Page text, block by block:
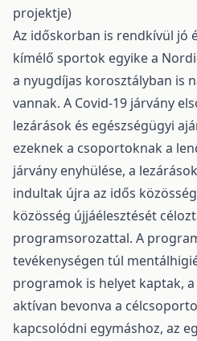
projektje)
Az időskorban is rendkívül jó
kímélő sportok egyike a
a nyugdíjas korosztályban is
vannak. A Covid-19 járvány
lezárások és egészségügyi
ezeknek a csoportoknak a
járvány enyhülése, a
indultak újra az idős
közösség újjáélesztését
programsorozattal. A
tevékenységen túl
programok is helyet kaptak,
aktívan bevonva a
kapcsolódni egymáshoz, az